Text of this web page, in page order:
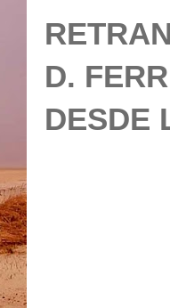
D.
DESDE